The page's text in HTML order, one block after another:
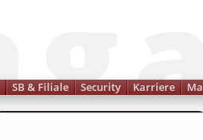
SB & Filiale Security Karriere